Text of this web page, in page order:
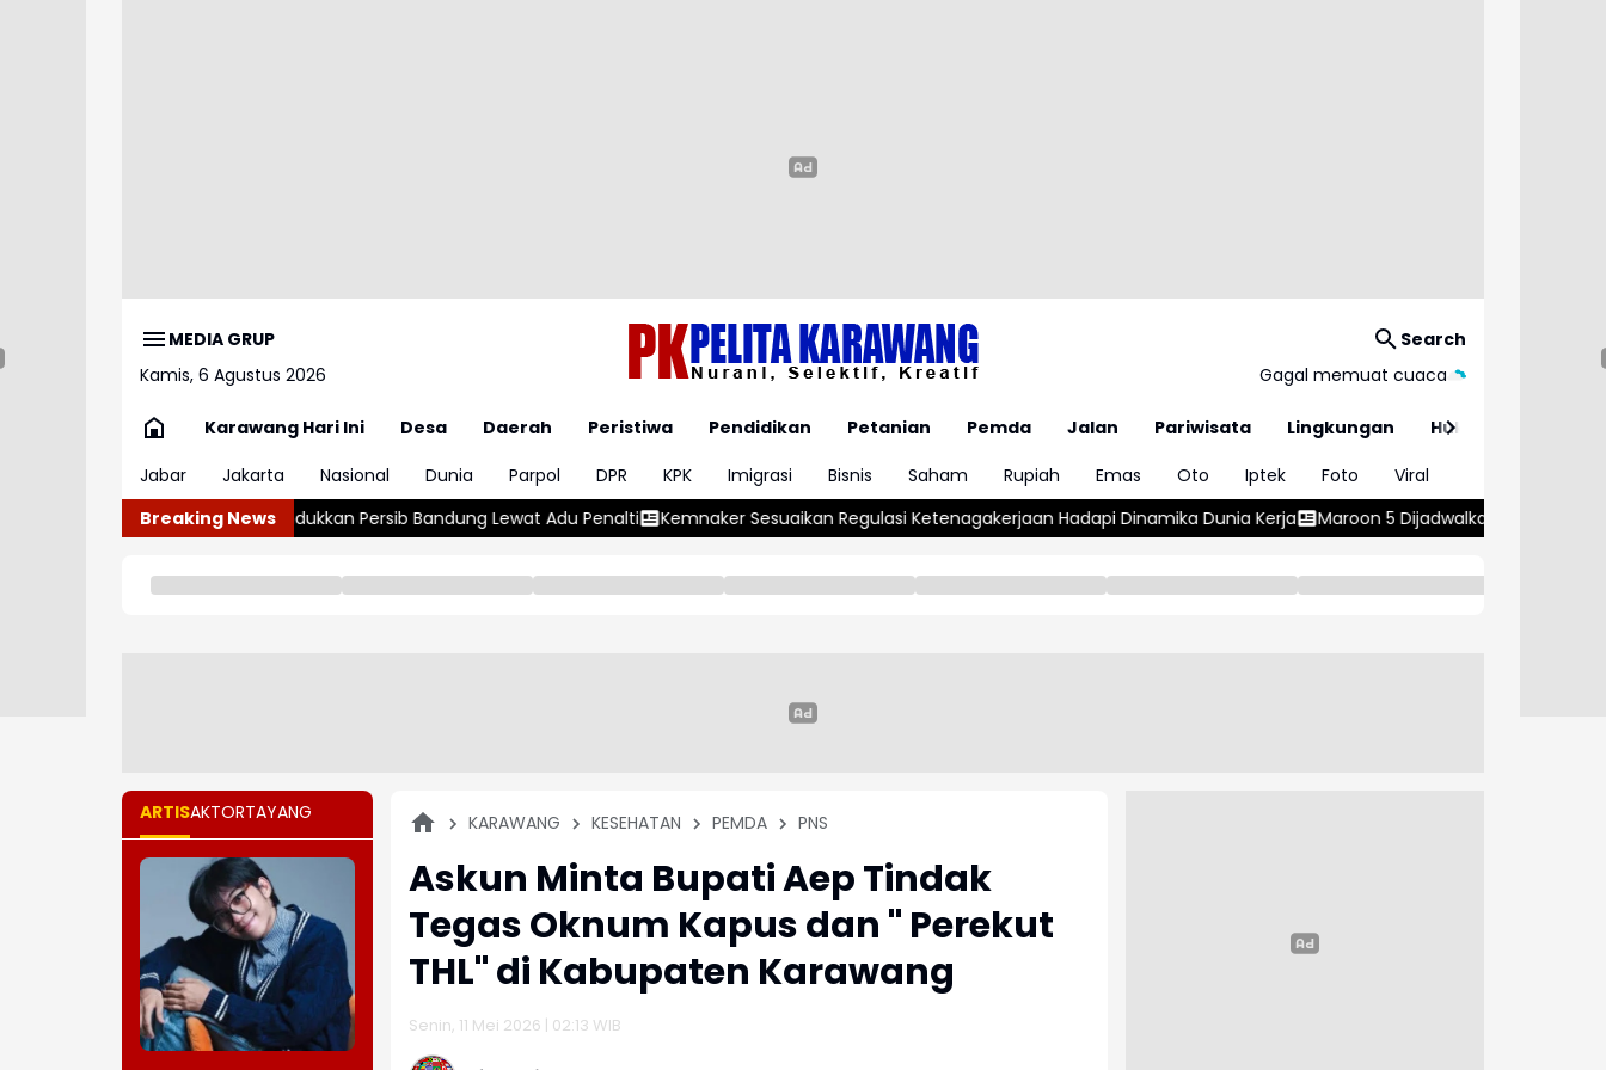
MEDIA GRUP
Kamis, 6 Agustus 2026
Search
Gagal memuat cuaca
Karawang Hari Ini Desa Daerah Peristiwa Pendidikan Petanian Pemda Jalan Pariwisata Lingkungan
Hukum
Jabar
Jakarta Nasional Dunia Parpol DPR KPK Imigrasi Bisnis Saham Rupiah Emas Oto Iptek Foto
Viral
Breaking News
Usai Tundukkan Persib Bandung Lewat Adu Penalti Kemnaker Sesuaikan Regulasi Ketenagakerjaan Hadapi Dinamika Dunia Kerja Maroon 5 Dijadwalkan Tampil di Jakarta pada Februari
ARTISAKTORTAYANG KARAWANG KESEHATAN PEMDA PNS
Askun Minta Bupati Aep Tindak
Tegas Oknum Kapus dan " Perekut
THL" di Kabupaten Karawang
Senin, 11 Mei 2026 | 02:13 WIB